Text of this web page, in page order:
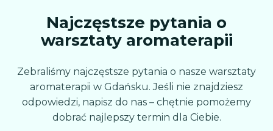
Najczęstsze pytania o
warsztaty aromaterapii
Zebraliśmy najczęstsze pytania o nasze warsztaty
aromaterapii w Gdańsku. Jeśli nie znajdziesz
odpowiedzi, napisz do nas – chętnie pomożemy
dobrać najlepszy termin dla Ciebie.